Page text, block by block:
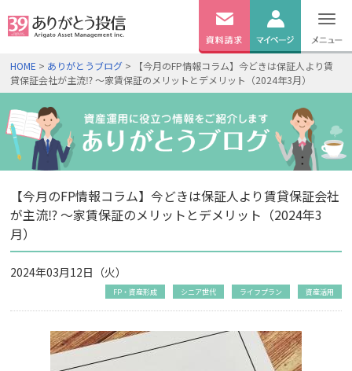
無料資料
請求
口座開設
ログイン
HOME > ありがとうブログ > 【今月のFP情報コラム】今どきは保証人より賃
貸保証会社が主流⁉ ～家賃保証のメリットとデメリット（2024年3月）
【今月のFP情報コラム】今どきは保証人より賃貸保証会社
が主流⁉ ～家賃保証のメリットとデメリット（2024年3
月）
2024年03月12日（火）
FP・資産形成 シニア世代 ライフプラン 資産活用